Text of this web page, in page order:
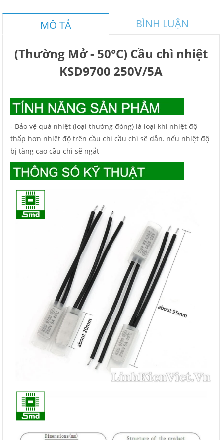
MÔ TẢ BÌNH LUẬN
(Thường Mở - 50°C) Cầu chì nhiệt
KSD9700 250V/5A
- Bảo vệ quá nhiệt (loại thường đóng) là loại khi nhiệt độ
thấp hơn nhiệt độ trên cầu chì cầu chì sẽ dẫn. nếu nhiệt độ
bị tăng cao cầu chì sẽ ngắt